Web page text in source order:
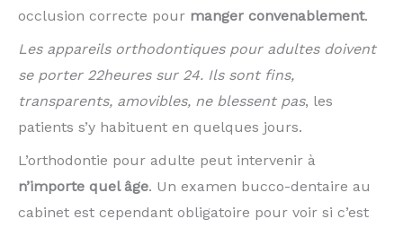
occlusion correcte pour manger convenablement.
Les appareils orthodontiques pour adultes doivent
se porter 22heures sur 24. Ils sont fins,
transparents, amovibles, ne blessent pas, les
patients s’y habituent en quelques jours.
L’orthodontie pour adulte peut intervenir à
n’importe quel âge. Un examen bucco-dentaire au
cabinet est cependant obligatoire pour voir si c’est